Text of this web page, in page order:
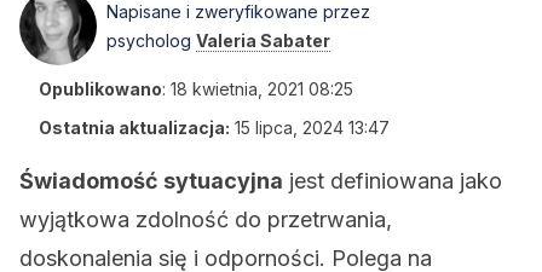
Napisane i zweryfikowane przez
psycholog Valeria Sabater
Opublikowano: 18 kwietnia, 2021 08:25
Ostatnia aktualizacja: 15 lipca, 2024 13:47
Świadomość sytuacyjna jest definiowana jako
wyjątkowa zdolność do przetrwania,
doskonalenia się i odporności. Polega na